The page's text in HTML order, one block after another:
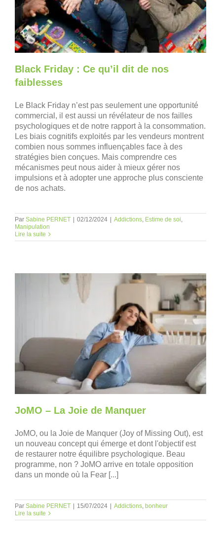
Black Friday : Ce qu’il dit de nos
faiblesses
Le Black Friday n’est pas seulement une opportunité
commercial, il est aussi un révélateur de nos failles
psychologiques et de notre rapport à la consommation.
Les biais cognitifs exploités par les vendeurs montrent
combien nous sommes influençables face à des
stratégies bien conçues. Mais comprendre ces
mécanismes peut nous aider à mieux gérer nos
impulsions et à adopter une approche plus consciente
de nos achats.
Par Sabine PERNET | 02/12/2024 | Addictions, Estime de soi,
Manipulation
Lire la suite
JoMO – La Joie de Manquer
JoMO, ou la Joie de Manquer (Joy of Missing Out), est
un nouveau concept qui émerge et dont l'objectif est
de restaurer notre équilibre psychologique. Beau
programme, non ? JoMO arrive en totale opposition
dans un monde où la Fear [...]
Par Sabine PERNET | 15/07/2024 | Addictions bonheur
Lire la suite